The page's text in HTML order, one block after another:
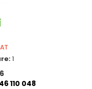
1
110 048